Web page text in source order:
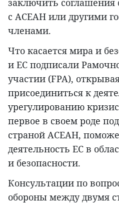
заключить соглашения
с АСЕАН или другими
членами.
Что касается мира и
и ЕС подписали
участии (FPA),
присоединиться к
урегулированию
первое в своем роде
страной АСЕАН,
деятельность ЕС в
и безопасности.
Консультации по
обороны между двумя